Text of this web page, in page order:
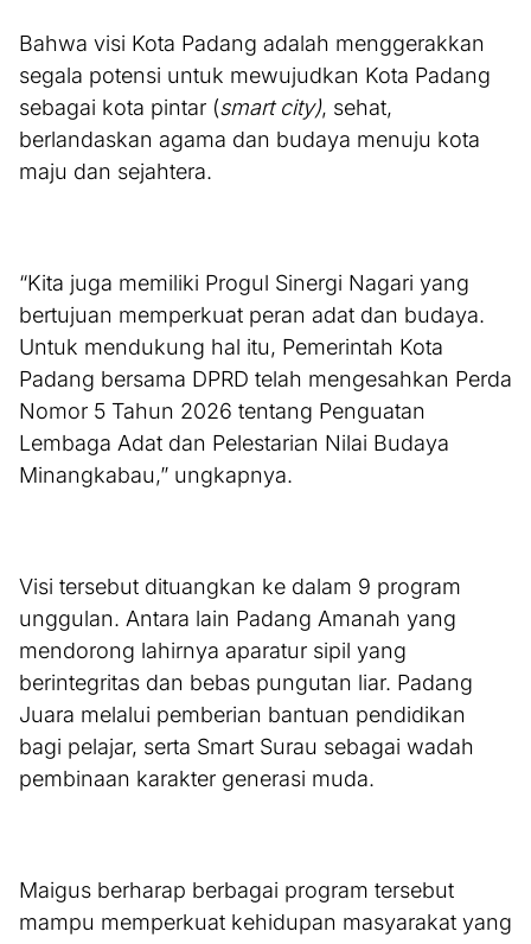
Bahwa visi Kota Padang adalah menggerakkan
segala potensi untuk mewujudkan Kota Padang
sebagai kota pintar (smart city), sehat,
berlandaskan agama dan budaya menuju kota
maju dan sejahtera.
“Kita juga memiliki Progul Sinergi Nagari yang
bertujuan memperkuat peran adat dan budaya.
Untuk mendukung hal itu, Pemerintah Kota
Padang bersama DPRD telah mengesahkan Perda
Nomor 5 Tahun 2026 tentang Penguatan
Lembaga Adat dan Pelestarian Nilai Budaya
Minangkabau,” ungkapnya.
Visi tersebut dituangkan ke dalam 9 program
unggulan. Antara lain Padang Amanah yang
mendorong lahirnya aparatur sipil yang
berintegritas dan bebas pungutan liar. Padang
Juara melalui pemberian bantuan pendidikan
bagi pelajar, serta Smart Surau sebagai wadah
pembinaan karakter generasi muda.
Maigus berharap berbagai program tersebut
mampu memperkuat kehidupan masyarakat yang